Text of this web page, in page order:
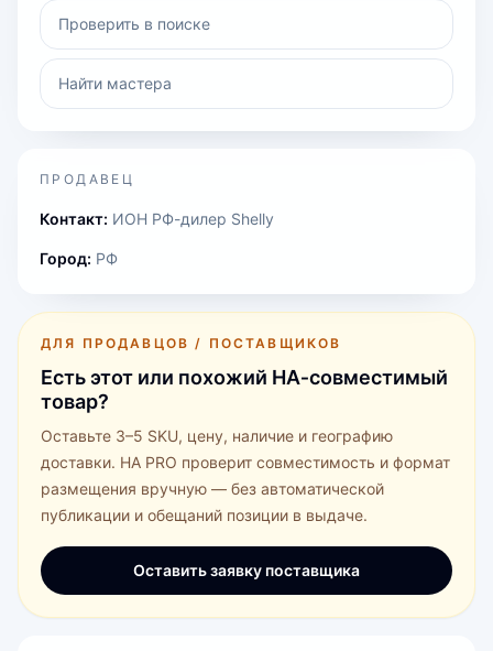
Проверить в поиске
Найти мастера
ПРОДАВЕЦ
Контакт: ИОН РФ-дилер Shelly
Город: РФ
ДЛЯ ПРОДАВЦОВ / ПОСТАВЩИКОВ
Есть этот или похожий HA‑совместимый
товар?
Оставьте 3–5 SKU, цену, наличие и географию
доставки. HA PRO проверит совместимость и формат
размещения вручную — без автоматической
публикации и обещаний позиции в выдаче.
Оставить заявку поставщика